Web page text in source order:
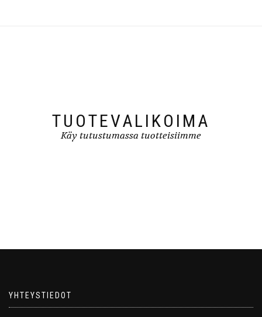
TUOTEVALIKOIMA
Käy tutustumassa tuotteisiimme
YHTEYSTIEDOT